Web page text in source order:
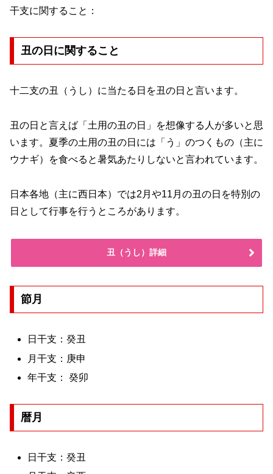
干支に関すること：
丑の日に関すること
十二支の丑（うし）に当たる日を丑の日と言います。
丑の日と言えば「土用の丑の日」を想像する人が多いと思
います。夏季の土用の丑の日には「う」のつくもの（主に
ウナギ）を食べると暑気あたりしないと言われています。
日本各地（主に西日本）では2月や11月の丑の日を特別の
日として行事を行うところがあります。
丑（うし）詳細
節月
日干支：癸丑
月干支：庚申
年干支： 癸卯
暦月
日干支：癸丑